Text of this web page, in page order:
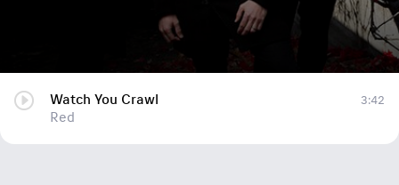
Watch You Crawl
Red
3:42